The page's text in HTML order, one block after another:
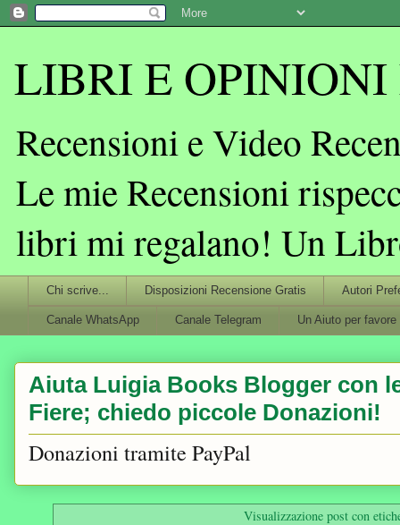
LIBRI E OPINIONI
Recensioni e Video
Le mie Recensioni
libri mi regalano! Un
Chi scrive... Disposizioni Recensione Gratis Autori
Canale WhatsApp Canale Telegram Un Aiuto per favore
Aiuta Luigia Books Blogger con
Fiere; chiedo piccole Donazioni!
Donazioni tramite PayPal
Visualizzazione post con